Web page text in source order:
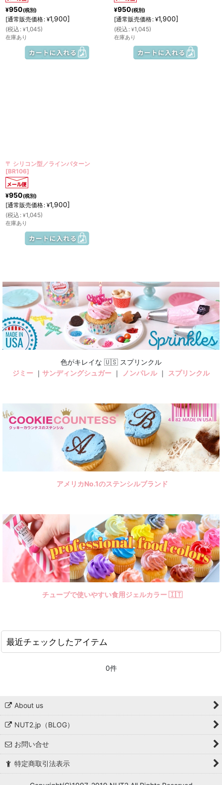
¥950(税別)
[通常販売価格: ¥1,900]
(税込 : ¥1,045)
在庫あり
¥950(税別)
[通常販売価格: ¥1,900]
(税込 : ¥1,045)
在庫あり
〒 シリコン型／ラインパターン
[BR106]
¥950(税別)
[通常販売価格: ¥1,900]
(税込 : ¥1,045)
在庫あり
色がキレイな 🇺🇸 スプリンクル
ジミー ｜ サンディングシュガー ｜ ノンパレル｜ スプリンクル
アメリカNo.1のステンシルブランド
チューブで使いやすい食用ジェルカラー 🇮🇹
最近チェックしたアイテム
0件
About us
NUT2.jp（BLOG）
お問い合せ
特定商取引法表示